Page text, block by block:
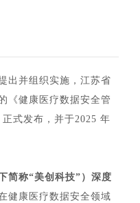
出并组织实施，江苏省
《健康医疗数据安全管
式发布，并于2025 年
简称“美创科技”）深度
健康医疗数据安全领域